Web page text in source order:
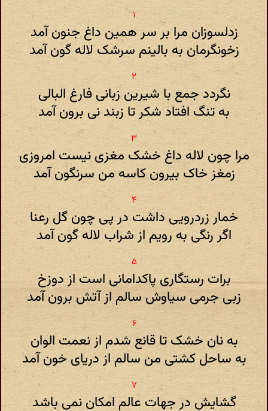
زدلسوزان مرا بر سر همین داغ جنون آمد
زخونگرمان به بالینم سرشک لاله گون آمد
نگردد جمع با شیرین زبانی فارغ البالی
به تنگ افتاد شکر تا زبند نی برون آمد
مرا چون لاله داغ خشک مغزی نیست امروزی
زمغز خاک بیرون کاسه من سرنگون آمد
خمار زردرویی داشت در پی چون گل رعنا
اگر رنگی به رویم از شراب لاله گون آمد
برات رستگاری پاکدامانی است از دوزخ
زبی جرمی سیاوش سالم از آتش برون آمد
به نان خشک تا قانع شدم از نعمت الوان
به ساحل کشتی من سالم از دریای خون آمد
گشایش در جهات عالم امکان نمی باشد